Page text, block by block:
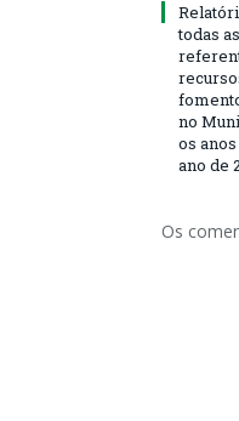
todas
no
os
ano de
Os